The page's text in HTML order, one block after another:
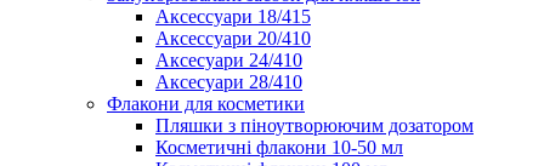
Аксессуари 18/415
Аксессуари 20/410
Аксесуари 24/410
Аксесуари 28/410
Флакони для косметики
Пляшки з піноутворюючим дозатором
Косметичні флакони 10-50 мл